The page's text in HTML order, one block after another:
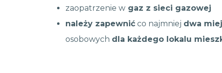
zaopatrzenie w gaz z sieci gazowej
należy zapewnić co najmniej dwa
osobowych dla każdego lokalu